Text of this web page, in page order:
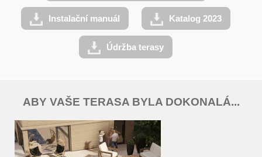
Instalační manuál Katalog 2023
Údržba terasy
ABY VAŠE TERASA BYLA DOKONALÁ...